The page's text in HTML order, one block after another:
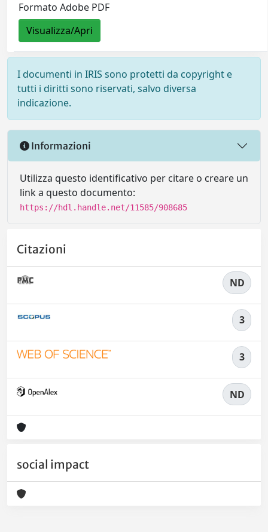
Formato Adobe PDF
Visualizza/Apri
I documenti in IRIS sono protetti da copyright e
tutti i diritti sono riservati, salvo diversa
indicazione.
Informazioni
Utilizza questo identificativo per citare o creare un
link a questo documento:
https://hdl.handle.net/11585/908685
Citazioni
ND
3
3
ND
social impact